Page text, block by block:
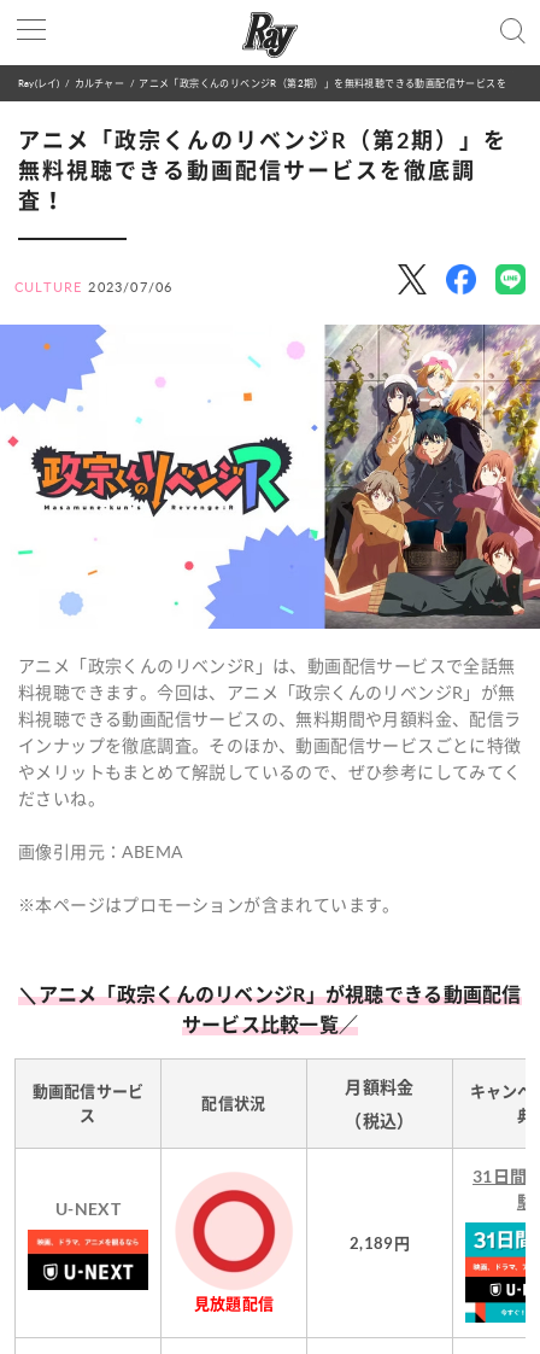
Ray(レイ) カルチャー アニメ「政宗くんのリベンジR（第2期）」を無料視聴できる動画配信サービスを徹底調査！
アニメ「政宗くんのリベンジR（第2期）」を
無料視聴できる動画配信サービスを徹底調
査！
CULTURE 2023/07/06
アニメ「政宗くんのリベンジR」は、動画配信サービスで全話無
料視聴できます。今回は、アニメ「政宗くんのリベンジR」が無
料視聴できる動画配信サービスの、無料期間や月額料金、配信ラ
インナップを徹底調査。そのほか、動画配信サービスごとに特徴
やメリットもまとめて解説しているので、ぜひ参考にしてみてく
ださいね。
画像引用元：ABEMA
※本ページはプロモーションが含まれています。
＼アニメ「政宗くんのリベンジR」が視聴できる動画配信
サービス比較一覧／
動画配信サービ
ス
配信状況
月額料金
（税込）
キャンペ
典
U-NEXT
見放題配信
2,189円
31日間
験